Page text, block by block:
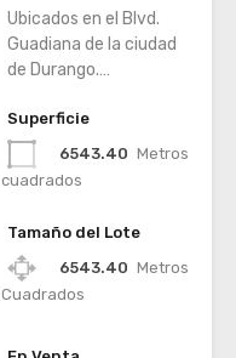
Ubicados en el Blvd.
Guadiana de la ciudad
de Durango.…
Superficie
6543.40 Metros
cuadrados
Tamaño del Lote
6543.40 Metros
Cuadrados